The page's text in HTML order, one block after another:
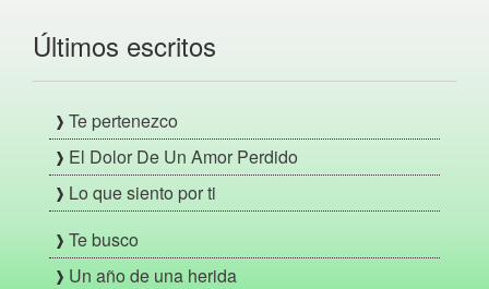
Últimos escritos
Te pertenezco
El Dolor De Un Amor Perdido
Lo que siento por ti
Te busco
Un año de una herida